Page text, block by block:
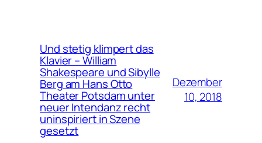
Und stetig klimpert das
Klavier – William
Shakespeare und Sibylle
Berg am Hans Otto
Theater Potsdam unter
neuer Intendanz recht
uninspiriert in Szene
gesetzt
Dezember
10, 2018